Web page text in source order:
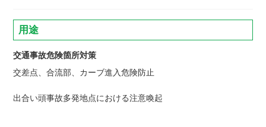
用途
交通事故危険箇所対策
交差点、合流部、カーブ進入危険防止
出合い頭事故多発地点における注意喚起